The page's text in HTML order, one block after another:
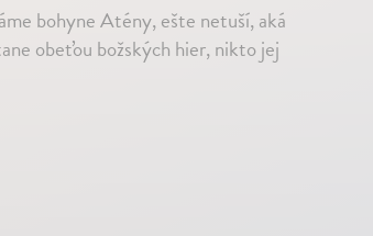
bohyne Atény, ešte netuší, aká
obeťou božských hier, nikto jej